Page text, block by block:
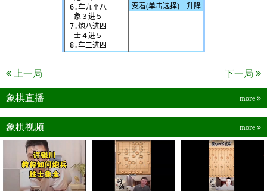
上一局 下一局
象棋直播 more
象棋视频 more